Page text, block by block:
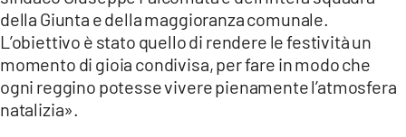
della Giunta e della maggioranza comunale.
L’obiettivo è stato quello di rendere le festività un
momento di gioia condivisa, per fare in modo che
ogni reggino potesse vivere pienamente l’atmosfera
natalizia».